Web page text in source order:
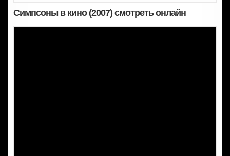
Симпсоны в кино (2007) смотреть онлайн